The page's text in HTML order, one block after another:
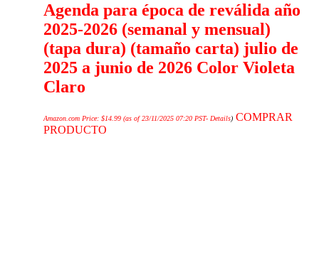
Agenda para época de reválida año
2025-2026 (semanal y mensual)
(tapa dura) (tamaño carta) julio de
2025 a junio de 2026 Color Violeta
Claro
Amazon.com Price:$14.99 (as of 23/11/2025 07:20 PST- Details) COMPRAR
PRODUCTO